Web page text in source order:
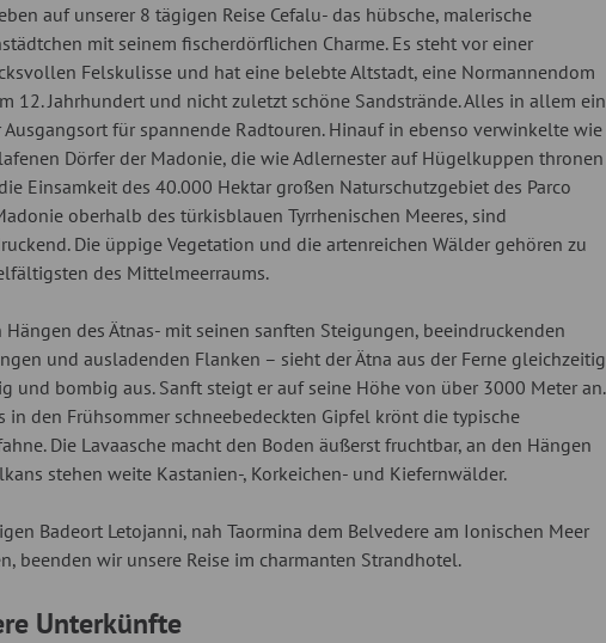
auf unserer 8 tägigen Reise Cefalu- das hübsche, malerische
mit seinem fischerdörflichen Charme. Es steht vor einer
Felskulisse und hat eine belebte Altstadt, eine Normannendom
12. Jahrhundert und nicht zuletzt schöne Sandstrände. Alles in allem ein
Ausgangsort für spannende Radtouren. Hinauf in ebenso verwinkelte wie
Dörfer der Madonie, die wie Adlernester auf Hügelkuppen thronen
Einsamkeit des 40.000 Hektar großen Naturschutzgebiet des Parco
oberhalb des türkisblauen Tyrrhenischen Meeres, sind
Die üppige Vegetation und die artenreichen Wälder gehören zu
des Mittelmeerraums.
Hängen des Ätnas- mit seinen sanften Steigungen, beeindruckenden
und ausladenden Flanken – sieht der Ätna aus der Ferne gleichzeitig
und bombig aus. Sanft steigt er auf seine Höhe von über 3000 Meter an.
in den Frühsommer schneebedeckten Gipfel krönt die typische
Die Lavaasche macht den Boden äußerst fruchtbar, an den Hängen
stehen weite Kastanien-, Korkeichen- und Kiefernwälder.
Badeort Letojanni, nah Taormina dem Belvedere am Ionischen Meer
beenden wir unsere Reise im charmanten Strandhotel.
Unterkünfte